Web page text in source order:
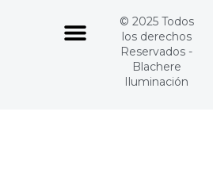
© 2025 Todos
los derechos
Reservados -
Blachere
Iluminación